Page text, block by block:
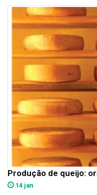
Produção de queijo:
14 jan